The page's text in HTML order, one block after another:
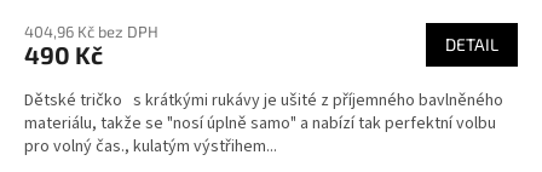
404,96 Kč bez DPH
490 Kč DETAIL
Dětské tričko s krátkými rukávy je ušité z příjemného bavlněného
materiálu, takže se "nosí úplně samo" a nabízí tak perfektní volbu
pro volný čas., kulatým výstřihem...